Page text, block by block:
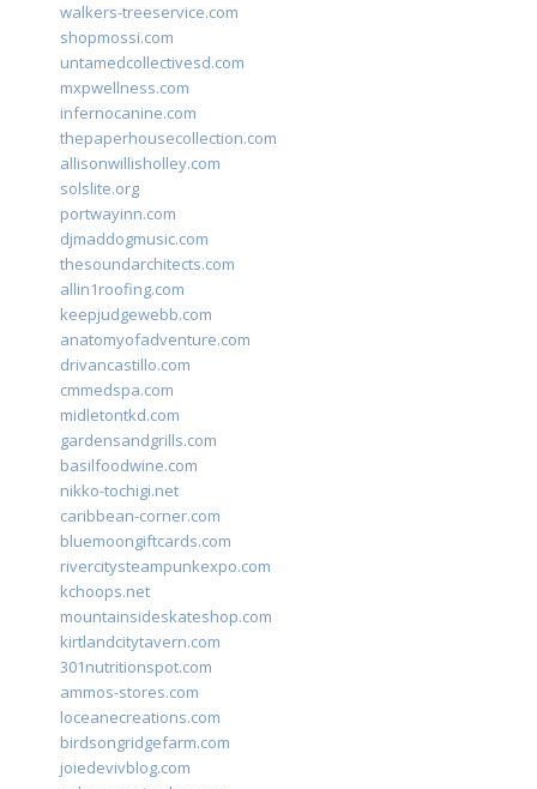
walkers-treeservice.com
shopmossi.com
untamedcollectivesd.com
mxpwellness.com
infernocanine.com
thepaperhousecollection.com
allisonwillisholley.com
solslite.org
portwayinn.com
djmaddogmusic.com
thesoundarchitects.com
allin1roofing.com
keepjudgewebb.com
anatomyofadventure.com
drivancastillo.com
cmmedspa.com
midletontkd.com
gardensandgrills.com
basilfoodwine.com
nikko-tochigi.net
caribbean-corner.com
bluemoongiftcards.com
rivercitysteampunkexpo.com
kchoops.net
mountainsideskateshop.com
kirtlandcitytavern.com
301nutritionspot.com
ammos-stores.com
loceanecreations.com
birdsongridgefarm.com
joiedevivblog.com